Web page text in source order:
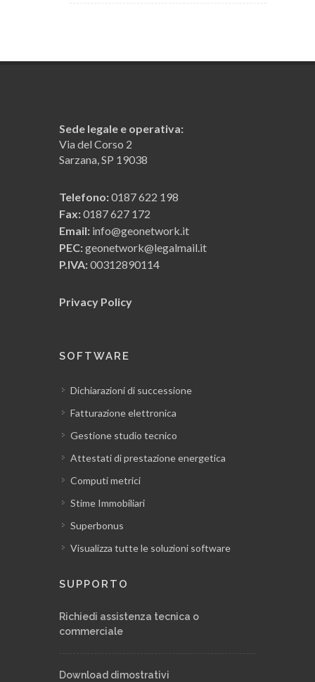
Stampa dei mastrini contabili e del
Il registro cespiti ammortizzabili
Il registro cronologico dei movimenti
Il registro IVA fatture passive
Il piano dei conti
Parametri ed opzioni del modulo
Modulo repertorio telematico
Personalizzazione archivio tipologie
Personalizzazione archivio iter e
Sede legale e operativa:
Via del Corso 2
Sarzana, SP 19038
Telefono:0187 622 198
Fax:0187 627 172
Email: info@geonetwork.it
PEC:geonetwork@legalmail.it
P.IVA:00312890114
Privacy Policy
SOFTWARE
Dichiarazioni di successione
Fatturazione elettronica
Gestione studio tecnico
Attestati di prestazione energetica
Computi metrici
Stime Immobiliari
Superbonus
Visualizza tutte le soluzioni software
SUPPORTO
Richiedi assistenza tecnica o
commerciale
Download dimostrativi